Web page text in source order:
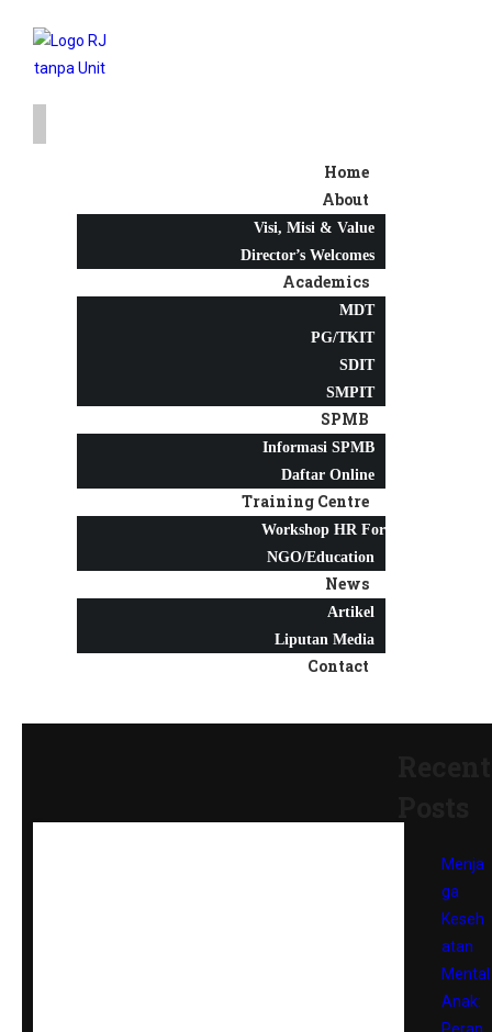
Home
About
Visi, Misi & Value
Director’s Welcomes
Academics
MDT
PG/TKIT
SDIT
SMPIT
SPMB
Informasi SPMB
Daftar Online
Training Centre
Workshop HR For
NGO/Education
News
Artikel
Liputan Media
Contact
Menja
ga
Keseh
atan
Mental
Anak:
Peran